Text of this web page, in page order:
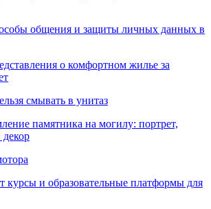
общения и защиты личных данных в
о комфортном жилье за
смывать в унитаз
памятника на могилу: портрет,
и образовательные платформы для